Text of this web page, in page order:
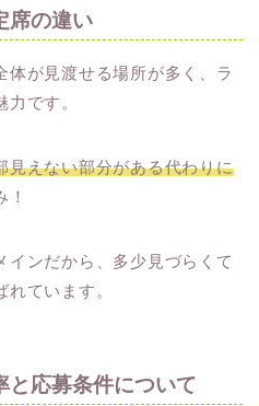
席の違い
体が見渡せる場所が多く、ラ
です。
見えない部分がある代わりに
！
インだから、多少見づらくて
ています。
と応募条件について